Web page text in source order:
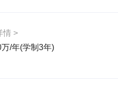
情 >
/年(学制3年)